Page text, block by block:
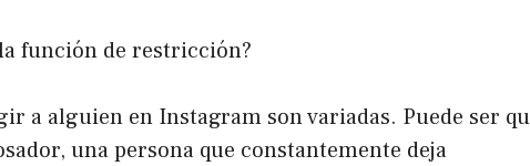
función de restricción?
a alguien en Instagram son variadas. Puede ser
una persona que constantemente deja